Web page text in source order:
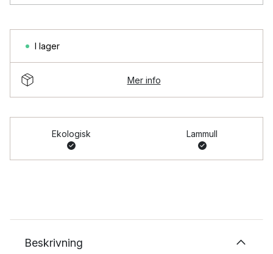
I lager
Mer info
Ekologisk Lammull
Beskrivning